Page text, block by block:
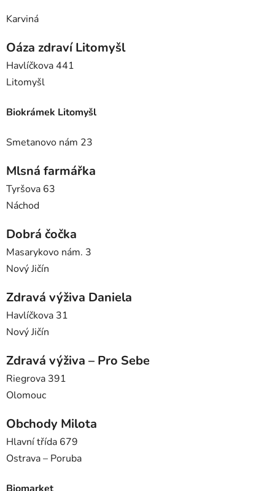
Karviná
Oáza zdraví Litomyšl
Havlíčkova 441
Litomyšl
Biokrámek Litomyšl
Smetanovo nám 23
Mlsná farmářka
Tyršova 63
Náchod
Dobrá čočka
Masarykovo nám. 3
Nový Jičín
Zdravá výživa Daniela
Havlíčkova 31
Nový Jičín
Zdravá výživa – Pro Sebe
Riegrova 391
Olomouc
Obchody Milota
Hlavní třída 679
Ostrava – Poruba
Biomarket